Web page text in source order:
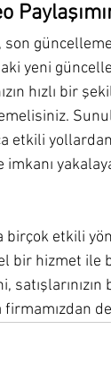
yeni
hızlı bir
etkili
imkanı
birçok etkili
bir hizmet ile
firmamızdan